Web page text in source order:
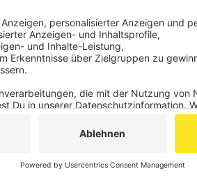
Anzeige